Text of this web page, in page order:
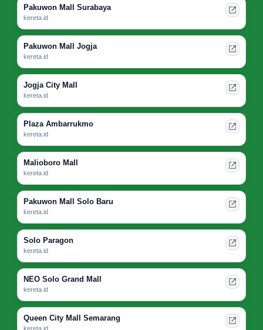
Pakuwon Mall Surabaya
kereta.id
Pakuwon Mall Jogja
kereta.id
Jogja City Mall
kereta.id
Plaza Ambarrukmo
kereta.id
Malioboro Mall
kereta.id
Pakuwon Mall Solo Baru
kereta.id
Solo Paragon
kereta.id
NEO Solo Grand Mall
kereta.id
Queen City Mall Semarang
kereta.id